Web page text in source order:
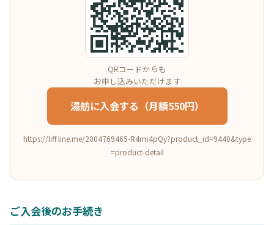
QRコードからも
お申し込みいただけます
湯舫に入会する（月額550円）
https://liff.line.me/2004769465-R4rm4pQy?product_id=9440&type
=product-detail
ご入会後のお手続き